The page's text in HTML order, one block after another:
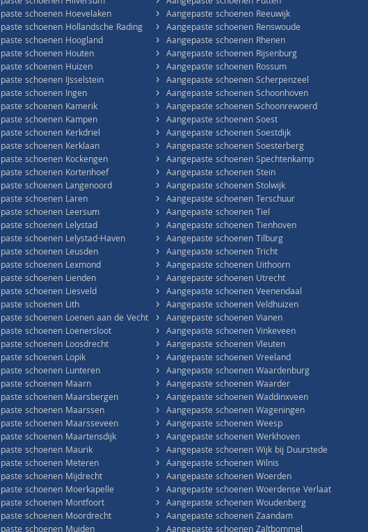
schoenen Hoevelaken
schoenen Hollandsche Rading
schoenen Hoogland
schoenen Houten
schoenen Huizen
schoenen IJsselstein
schoenen Ingen
schoenen Kamerik
schoenen Kampen
schoenen Kerkdriel
schoenen Kerklaan
schoenen Kockengen
schoenen Kortenhoef
schoenen Langenoord
schoenen Laren
schoenen Leersum
schoenen Lelystad
schoenen Lelystad-Haven
schoenen Leusden
schoenen Lexmond
schoenen Lienden
schoenen Liesveld
schoenen Lith
schoenen Loenen aan de Vecht
schoenen Loenersloot
schoenen Loosdrecht
schoenen Lopik
schoenen Lunteren
schoenen Maarn
schoenen Maarsbergen
schoenen Maarssen
schoenen Maarsseveen
schoenen Maartensdijk
schoenen Maurik
schoenen Meteren
schoenen Mijdrecht
schoenen Moerkapelle
schoenen Montfoort
schoenen Moordrecht
› Aangepaste schoenen Reeuwijk
› Aangepaste schoenen Renswoude
› Aangepaste schoenen Rhenen
› Aangepaste schoenen Rijsenburg
› Aangepaste schoenen Rossum
› Aangepaste schoenen Scherpenzeel
› Aangepaste schoenen Schoonhoven
› Aangepaste schoenen Schoonrewoerd
› Aangepaste schoenen Soest
› Aangepaste schoenen Soestdijk
› Aangepaste schoenen Soesterberg
› Aangepaste schoenen Spechtenkamp
› Aangepaste schoenen Stein
› Aangepaste schoenen Stolwijk
› Aangepaste schoenen Terschuur
› Aangepaste schoenen Tiel
› Aangepaste schoenen Tienhoven
› Aangepaste schoenen Tilburg
› Aangepaste schoenen Tricht
› Aangepaste schoenen Uithoorn
› Aangepaste schoenen Utrecht
› Aangepaste schoenen Veenendaal
› Aangepaste schoenen Veldhuizen
› Aangepaste schoenen Vianen
› Aangepaste schoenen Vinkeveen
› Aangepaste schoenen Vleuten
› Aangepaste schoenen Vreeland
› Aangepaste schoenen Waardenburg
› Aangepaste schoenen Waarder
› Aangepaste schoenen Waddinxveen
› Aangepaste schoenen Wageningen
› Aangepaste schoenen Weesp
› Aangepaste schoenen Werkhoven
› Aangepaste schoenen Wijk bij Duurstede
› Aangepaste schoenen Wilnis
› Aangepaste schoenen Woerden
› Aangepaste schoenen Woerdense Verlaat
› Aangepaste schoenen Woudenberg
› Aangepaste schoenen Zaandam